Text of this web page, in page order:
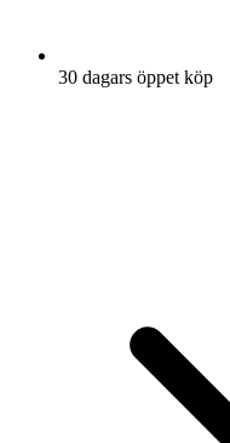
30 dagars öppet köp